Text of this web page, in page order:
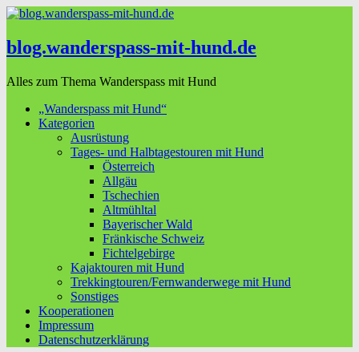
blog.wanderspass-mit-hund.de
Alles zum Thema Wanderspass mit Hund
„Wanderspass mit Hund“
Kategorien
Ausrüstung
Tages- und Halbtagestouren mit Hund
Österreich
Allgäu
Tschechien
Altmühltal
Bayerischer Wald
Fränkische Schweiz
Fichtelgebirge
Kajaktouren mit Hund
Trekkingtouren/Fernwanderwege mit Hund
Sonstiges
Kooperationen
Impressum
Datenschutzerklärung